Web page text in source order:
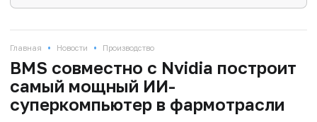
Главная • Новости • Производство
BMS совместно с Nvidia построит
самый мощный ИИ-
суперкомпьютер в фармотрасли